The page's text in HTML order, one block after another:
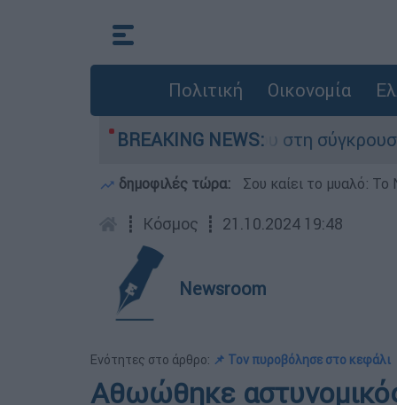
Πολιτική Οικονομία
BREAKING NEWS:
που έχασε τη ζωή του στη σύγκρουση
δημοφιλές τώρα: Σου καίει το μυαλό:
┋ Κόσμος ┋ 21.10.2024 19:48
Newsroom
Ενότητες στο άρθρο: 📌 Τον πυροβόλησε στο κεφάλι
Αθωώθηκε